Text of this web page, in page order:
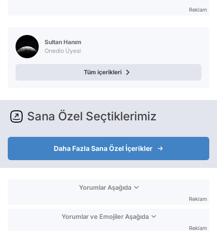
Reklam
Sultan Hanım
Onedio Üyesi
Tüm içerikleri
Sana Özel Seçtiklerimiz
Daha Fazla Sana Özel İçerikler
Yorumlar Aşağıda
Reklam
Yorumlar ve Emojiler Aşağıda
Reklam